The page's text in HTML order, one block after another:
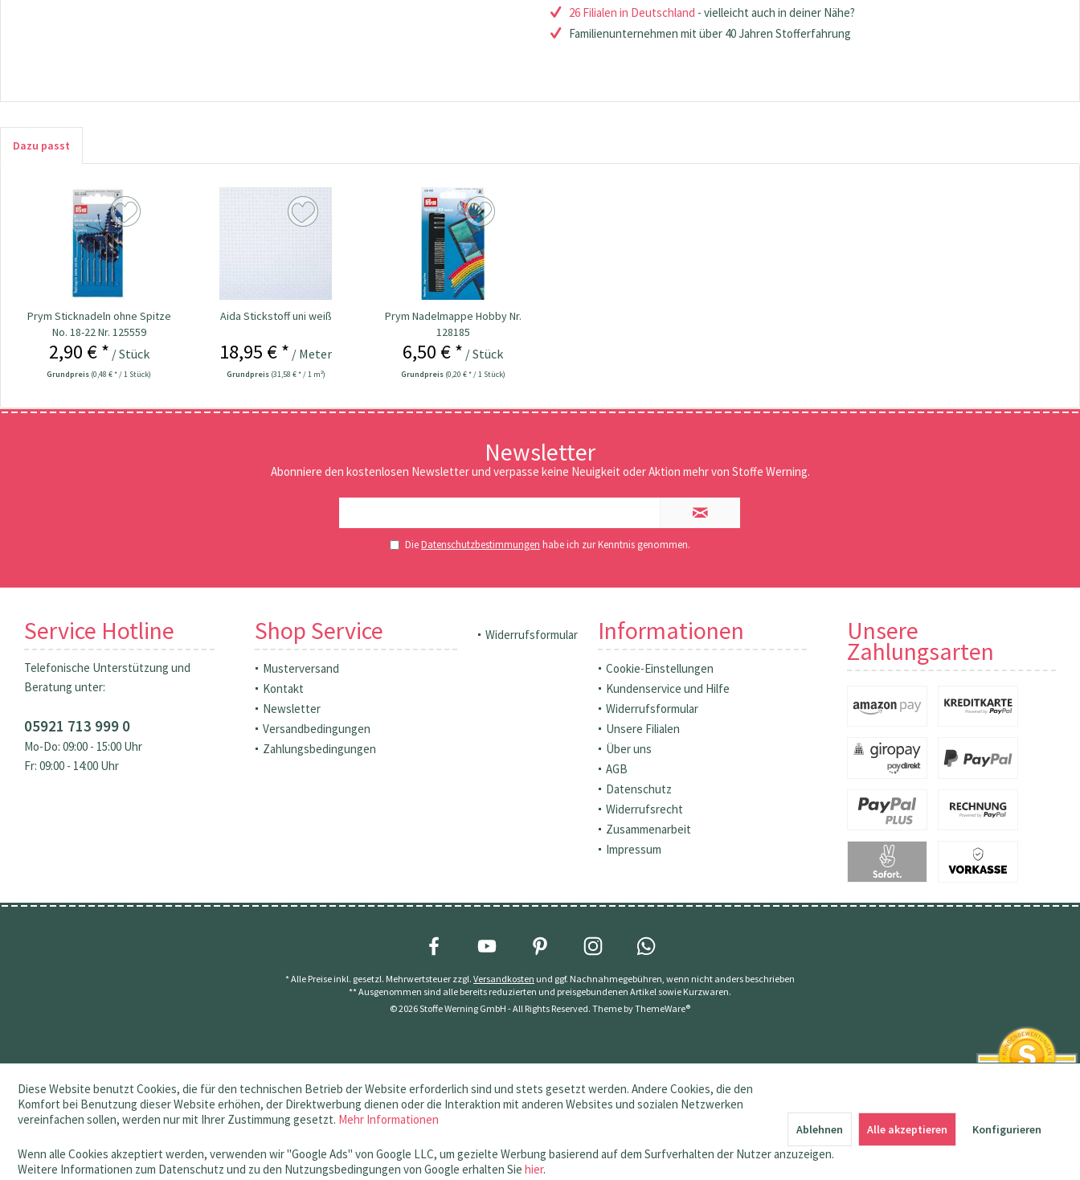
26 Filialen in Deutschland - vielleicht auch in deiner Nähe?
Familienunternehmen mit über 40 Jahren Stofferfahrung
Dazu passt
Prym Sticknadeln ohne Spitze
No. 18-22 Nr. 125559
2,90 € * / Stück
Grundpreis (0,48 € * / 1 Stück)
Aida Stickstoff uni weiß
18,95 € * / Meter
Grundpreis (31,58 € * / 1 m²)
Prym Nadelmappe Hobby Nr.
128185
6,50 € * / Stück
Grundpreis (0,20 € * / 1 Stück)
Newsletter
Abonniere den kostenlosen Newsletter und verpasse keine Neuigkeit oder Aktion mehr von Stoffe Werning.
DieDatenschutzbestimmungen habe ich zur Kenntnis genommen.
Service Hotline
Telefonische Unterstützung und
Beratung unter:
05921 713 999 0
Mo-Do: 09:00 - 15:00 Uhr
Fr: 09:00 - 14:00 Uhr
Shop Service
Musterversand
Kontakt
Newsletter
Versandbedingungen
Zahlungsbedingungen
Widerrufsformular Informationen
Cookie-Einstellungen
Kundenservice und Hilfe
Widerrufsformular
Unsere Filialen
Über uns
AGB
Datenschutz
Widerrufsrecht
Zusammenarbeit
Impressum
Unsere
Zahlungsarten
* Alle Preise inkl. gesetzl. Mehrwertsteuer zzgl. Versandkosten und ggf. Nachnahmegebühren, wenn nicht anders beschrieben
** Ausgenommen sind alle bereits reduzierten und preisgebundenen Artikel sowie Kurzwaren.
© 2026 Stoffe Werning GmbH - All Rights Reserved. Theme byThemeWare®
Diese Website benutzt Cookies, die für den technischen Betrieb der Website erforderlich sind und stets gesetzt werden. Andere Cookies, die den
Komfort bei Benutzung dieser Website erhöhen, der Direktwerbung dienen oder die Interaktion mit anderen Websites und sozialen Netzwerken
vereinfachen sollen, werden nur mit Ihrer Zustimmung gesetzt. Mehr Informationen
Wenn alle Cookies akzeptiert werden, verwenden wir "Google Ads" von Google LLC, um gezielte Werbung basierend auf dem Surfverhalten der Nutzer anzuzeigen.
Weitere Informationen zum Datenschutz und zu den Nutzungsbedingungen von Google erhalten Sie hier.
Ablehnen Alle akzeptieren Konfigurieren
aus 144 Bewertungen